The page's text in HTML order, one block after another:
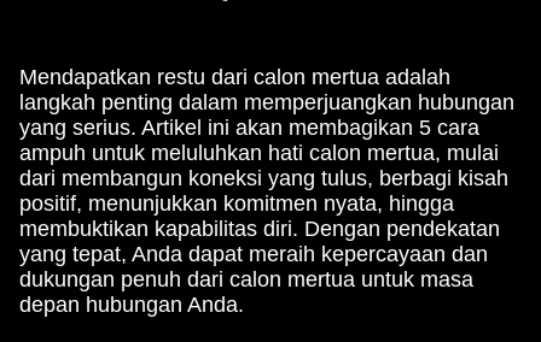
Mendapatkan restu dari calon mertua adalah
langkah penting dalam memperjuangkan hubungan
yang serius. Artikel ini akan membagikan 5 cara
ampuh untuk meluluhkan hati calon mertua, mulai
dari membangun koneksi yang tulus, berbagi kisah
positif, menunjukkan komitmen nyata, hingga
membuktikan kapabilitas diri. Dengan pendekatan
yang tepat, Anda dapat meraih kepercayaan dan
dukungan penuh dari calon mertua untuk masa
depan hubungan Anda.